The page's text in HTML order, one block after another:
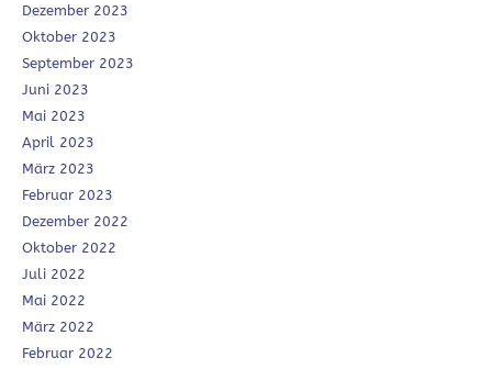
Dezember 2023
Oktober 2023
September 2023
Juni 2023
Mai 2023
April 2023
März 2023
Februar 2023
Dezember 2022
Oktober 2022
Juli 2022
Mai 2022
März 2022
Februar 2022